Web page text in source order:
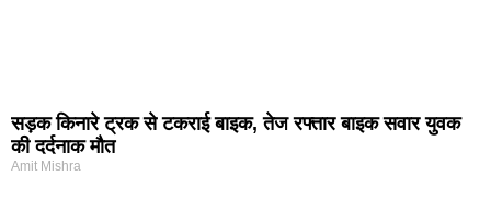
सड़क किनारे ट्रक से टकराई बाइक, तेज रफ्तार बाइक सवार युवक
की दर्दनाक मौत
Amit Mishra